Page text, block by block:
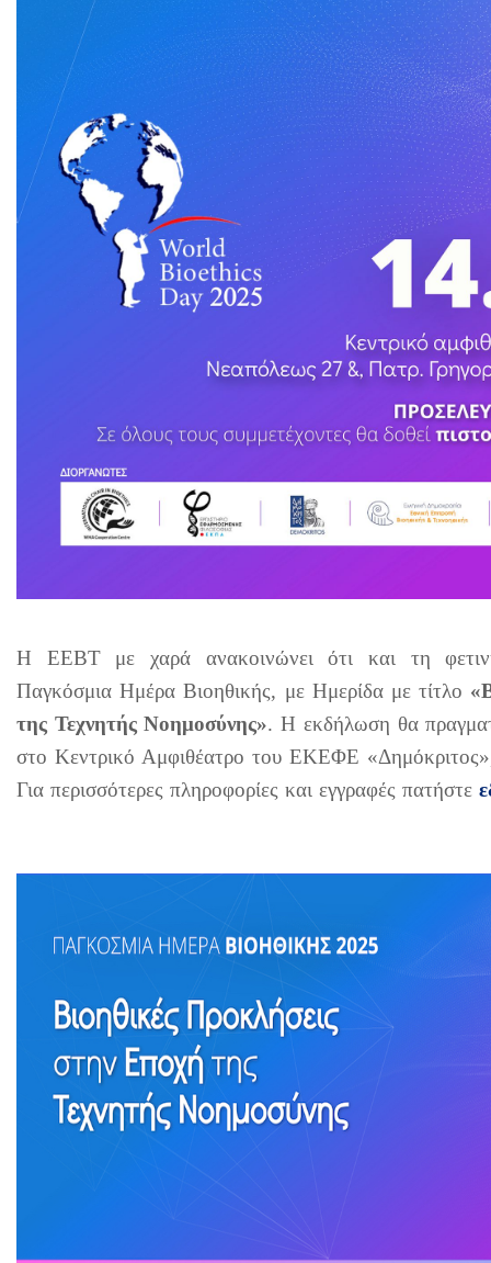
Η ΕΕΒΤ με χαρά ανακοινώνει ότι και τη
Παγκόσμια Ημέρα Βιοηθικής, με Ημερίδα με τίτλο
της Τεχνητής Νοημοσύνης». Η εκδήλωση θα
στο Κεντρικό Αμφιθέατρο του ΕΚΕΦΕ
Για περισσότερες πληροφορίες και εγγραφές πατήστε